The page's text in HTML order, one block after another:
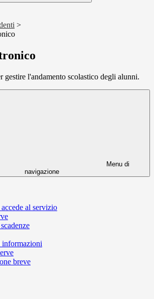
>
gestire l'andamento scolastico degli alunni.
Menu di
navigazione
al servizio
breve